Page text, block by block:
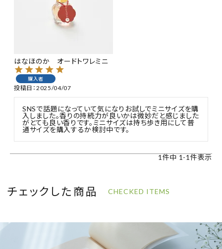
よーじやについて
お知らせ
ご利用ガイド
お客さま向け窓口(お問い合わせ)
店舗情報
はなほのか オードトワレミニ
購入者
投稿日 2025/04/07
SNSで話題になっていて気になりお試しでミニサイズを購
入しました。香りの持続力が良いかは微妙だと感じました
がとても良い香りです。ミニサイズは持ち歩き用にして普
通サイズを購入するか検討中です。
1 件中 1 -1 件表示
チェックした商品 CHECKED ITEMS